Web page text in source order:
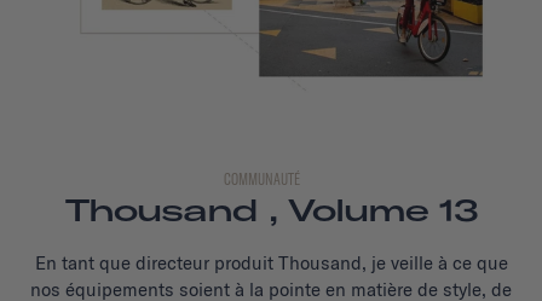
COMMUNAUTÉ
Thousand , Volume 13
En tant que directeur produit Thousand, je veille à ce que
nos équipements soient à la pointe en matière de style, de